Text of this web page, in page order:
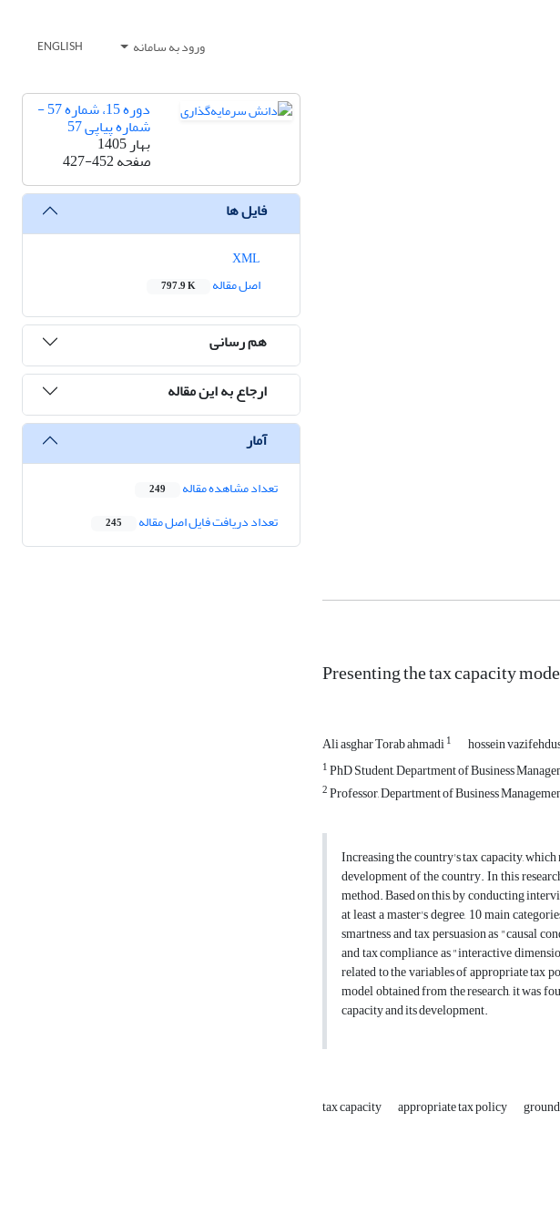
ورود به سامانه ENGLISH
Presenting the tax capacity
Ali asghar Torab ahmadi1 hossein
1PhD Student, Department of Business
2Professor, Department of Business
Increasing the country's tax capacity,
development of the country. In this
method. Based on this, by conducting
at least a master's degree, 10 main
smartness and tax persuasion as "causal
and tax compliance as "interactive
related to the variables of appropriate tax
model obtained from the research, it was
capacity and its development.
tax capacity appropriate tax policy
دوره 15، شماره 57 -
شماره پیاپی 57
بهار 1405
صفحه427-452
فایل ها
اصل مقاله
797.9 K
هم رسانی
ارجاع به این مقاله
آمار
تعداد مشاهده مقاله 249
تعداد دریافت فایل اصل مقاله 245